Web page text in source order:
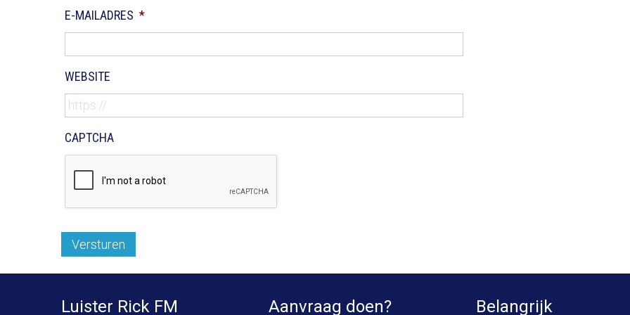
E-MAILADRES *
WEBSITE
CAPTCHA
Versturen
Luister Rick FM Aanvraag doen? Belangrijk